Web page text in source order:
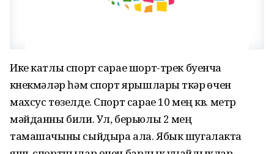
Ике катлы спорт сарае шорт-трек буенча
күнекмәләр һәм спорт ярышлары үткәрү өчен
махсус төзелде. Спорт сарае 10 мең кв. метр
мәйданны били. Ул, берьюлы 2 мең
тамашачыны сыйдыра ала. Ябык шугалакта